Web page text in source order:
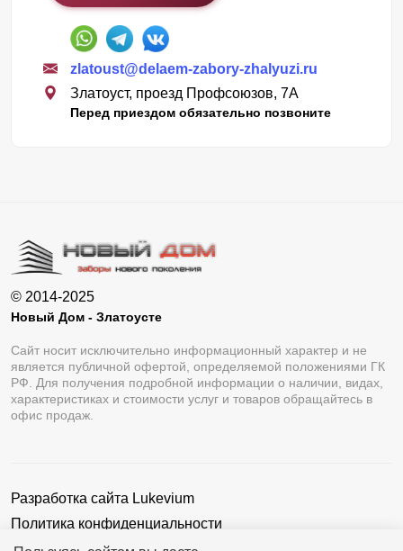
zlatoust@delaem-zabory-zhalyuzi.ru
Златоуст, проезд Профсоюзов, 7А
Перед приездом обязательно позвоните
© 2014-2025
Новый Дом - Златоусте
Сайт носит исключительно информационный характер и не
является публичной офертой, определяемой положениями ГК
РФ. Для получения подробной информации о наличии, видах,
характеристиках и стоимости услуг и товаров обращайтесь в
офис продаж.
Разработка сайта Lukevium
Политика конфиденциальности
Пользовательское соглашение